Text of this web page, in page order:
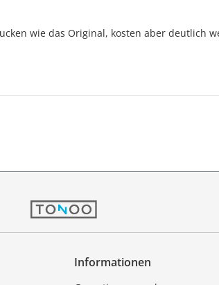
wie das Original, kosten aber deutlich
Informationen